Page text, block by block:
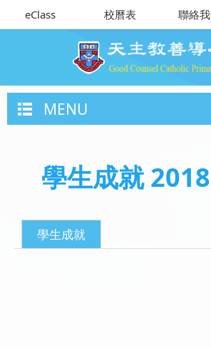
eClass 校曆表 聯絡
MENU
學生成就
學生成就